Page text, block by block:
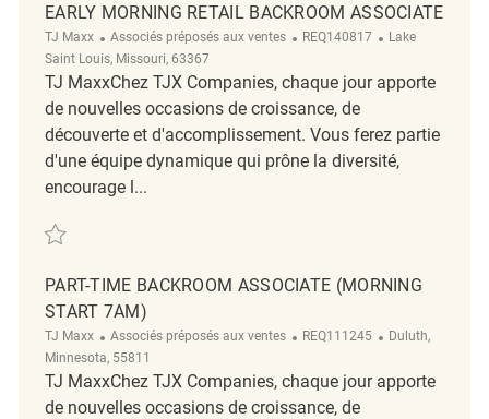
EARLY MORNING RETAIL BACKROOM ASSOCIATE
TJ Maxx Catégorie
Associés préposés aux ventes ReqId
REQ140817 Emplacement
Lake
Saint Louis, Missouri, 63367
TJ MaxxChez TJX Companies, chaque jour apporte
de nouvelles occasions de croissance, de
découverte et d'accomplissement. Vous ferez partie
d'une équipe dynamique qui prône la diversité,
encourage l...
Sauvegarder Early Morning Retail Backroom Associate REQ140817
PART-TIME BACKROOM ASSOCIATE (MORNING
START 7AM)
TJ Maxx Catégorie
Associés préposés aux ventes ReqId
REQ111245 Emplacement
Duluth,
Minnesota, 55811
TJ MaxxChez TJX Companies, chaque jour apporte
de nouvelles occasions de croissance, de